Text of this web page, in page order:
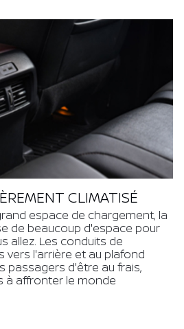
CLIMATISÉ
espace de chargement, la
de beaucoup d'espace pour
allez. Les conduits de
vers l'arrière et au plafond
passagers d'être au frais,
à affronter le monde